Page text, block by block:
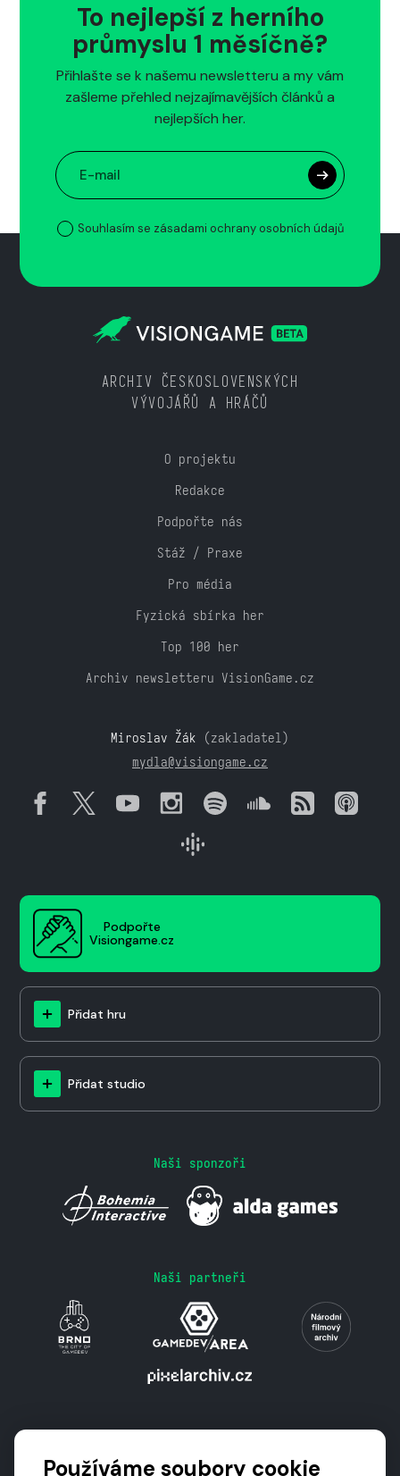
To nejlepší z herního
průmyslu 1 měsíčně?
Přihlašte se k našemu newsletteru a my vám
zašleme přehled nejzajímavějších článků a
nejlepších her.
Souhlasím se zásadami ochrany osobních údajů
ARCHIV ČESKOSLOVENSKÝCH
VÝVOJÁŘŮ A HRÁČŮ
O projektu
Redakce
Podpořte nás
Stáž / Praxe
Pro média
Fyzická sbírka her
Top 100 her
Archiv newsletteru VisionGame.cz
Miroslav Žák (zakladatel)
mydla@visiongame.cz
Podpořte
Visiongame.cz
Přidat hru
Přidat studio
Naši sponzoři
Naši partneři
Používáme soubory cookie